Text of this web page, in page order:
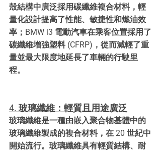
殼結構中廣泛採用碳纖維複合材料，輕
量化設計提高了性能、敏捷性和燃油效
率；BMW i3 電動汽車在乘客位置採用了
碳纖維增強塑料 (CFRP)，從而減輕了重
量並最大限度地延長了車輛的行駛里
程。
4. 玻璃纖維：輕質且用途廣泛
玻璃纖維是一種由嵌入聚合物基體中的
玻璃纖維製成的複合材料，在 20 世紀中
開始流行。玻璃纖維具有輕質結構、耐